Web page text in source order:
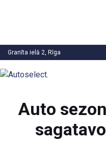
Granīta ielā 2, Rīga
Atpakaļ
Auto